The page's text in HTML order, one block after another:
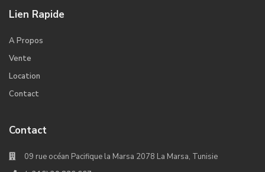
Lien Rapide
A Propos
Vente
Location
Contact
Contact
09 rue océan Pacifique la Marsa 2078 La Marsa, Tunisie